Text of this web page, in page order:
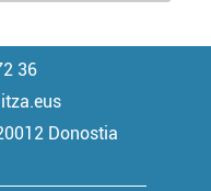
36
Donostia